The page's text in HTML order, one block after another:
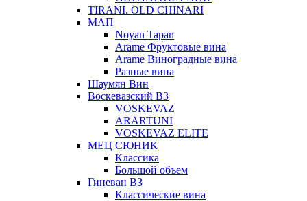
TIRANI. OLD CHINARI
МАП
Noyan Tapan
Arame Фруктовые вина
Arame Виноградные вина
Разные вина
Шаумян Вин
Воскевазский ВЗ
VOSKEVAZ
ARARTUNI
VOSKEVAZ ELITE
МЕЦ СЮНИК
Классика
Большой объем
Гиневан ВЗ
Классические вина